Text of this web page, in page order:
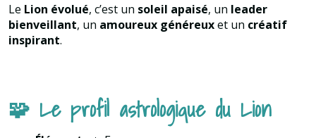
Le Lion évolué, c’est un soleil apaisé, un leader
bienveillant, un amoureux généreuxet un créatif
inspirant.
🧩 Le profil astrologique du Lion